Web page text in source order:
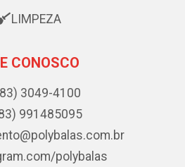
LIMPEZA
CONOSCO
3049-4100
991485095
polybalas